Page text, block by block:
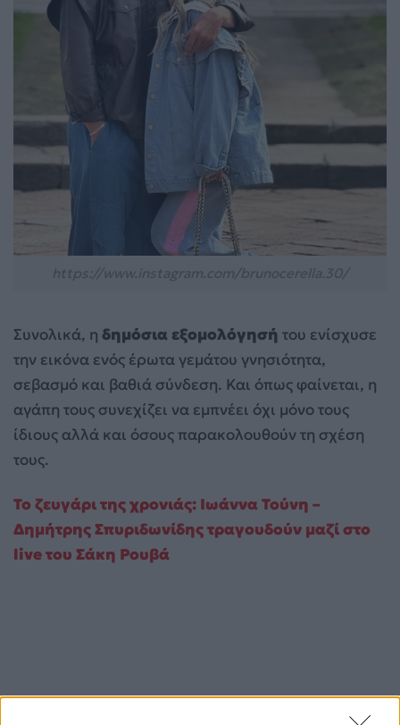
Συνολικά, η δημόσια εξομολόγησή του ενίσχυσε
την εικόνα ενός έρωτα γεμάτου γνησιότητα,
σεβασμό και βαθιά σύνδεση. Και όπως φαίνεται, η
αγάπη τους συνεχίζει να εμπνέει όχι μόνο τους
ίδιους αλλά και όσους παρακολουθούν τη σχέση
τους.
Το ζευγάρι της χρονιάς: Ιωάννα Τούνη –
Δημήτρης Σπυριδωνίδης τραγουδούν μαζί στο
live του Σάκη Ρουβά